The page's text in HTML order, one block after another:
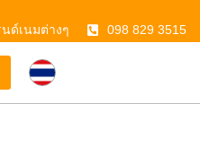
ด์เนมต่างๆ 098 829 3515